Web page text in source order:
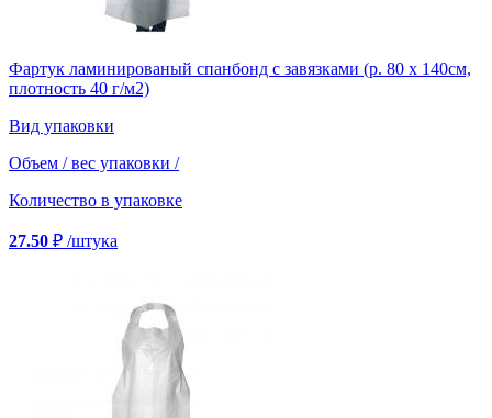
Фартук ламинированый спанбонд с завязками (р. 80 х 140см,
плотность 40 г/м2)
Вид упаковки
Объем / вес упаковки /
Количество в упаковке
27.50 ₽ /штука